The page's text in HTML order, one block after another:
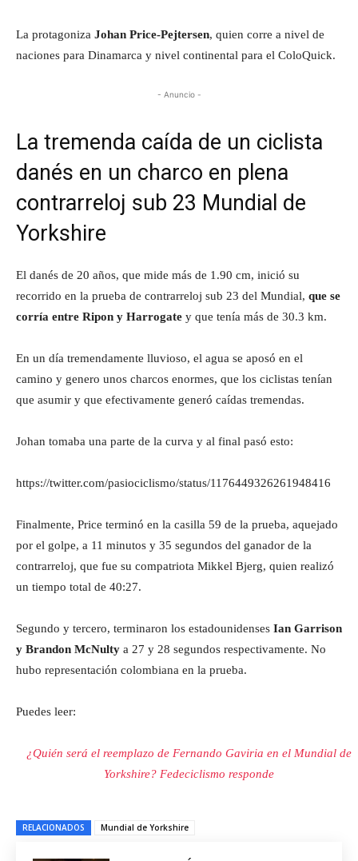
La protagoniza Johan Price-Pejtersen, quien corre a nivel de
naciones para Dinamarca y nivel continental para el ColoQuick.
- Anuncio -
La tremenda caída de un ciclista
danés en un charco en plena
contrarreloj sub 23 Mundial de
Yorkshire
El danés de 20 años, que mide más de 1.90 cm, inició su
recorrido en la prueba de contrarreloj sub 23 del Mundial, que se
corría entre Ripon y Harrogate y que tenía más de 30.3 km.
En un día tremendamente lluvioso, el agua se aposó en el
camino y genero unos charcos enormes, que los ciclistas tenían
que asumir y que efectivamente generó caídas tremendas.
Johan tomaba una parte de la curva y al final pasó esto:
https://twitter.com/pasiociclismo/status/1176449326261948416
Finalmente, Price terminó en la casilla 59 de la prueba, aquejado
por el golpe, a 11 minutos y 35 segundos del ganador de la
contrarreloj, que fue su compatriota Mikkel Bjerg, quien realizó
un tiempo total de 40:27.
Segundo y tercero, terminaron los estadounidenses Ian Garrison
y Brandon McNulty a 27 y 28 segundos respectivamente. No
hubo representación colombiana en la prueba.
Puedes leer:
¿Quién será el reemplazo de Fernando Gaviria en el Mundial de
Yorkshire? Fedeciclismo responde
RELACIONADOS Mundial de Yorkshire